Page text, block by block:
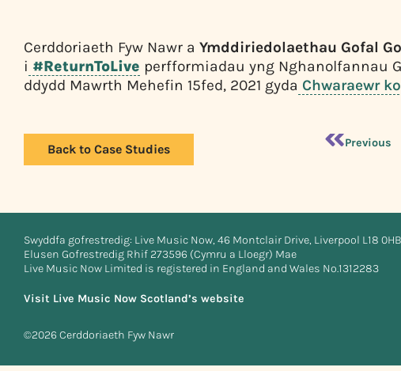
Cerddoriaeth Fyw Nawr a Ymddiriedolaethau Gofal
i #ReturnToLive perfformiadau yng Nghanolfannau
ddydd Mawrth Mehefin 15fed, 2021 gyda Chwaraewr
Back to Case Studies Previous
Swyddfa gofrestredig: Live Music Now, 46 Montclair Drive, Liverpool L18 0HB
Elusen Gofrestredig Rhif 273596 (Cymru a Lloegr) Mae
Live Music Now Limited is registered in England and Wales No.1312283
Visit Live Music Now Scotland’s website
©2026 Cerddoriaeth Fyw Nawr